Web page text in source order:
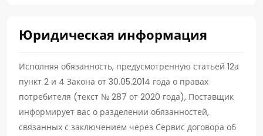
Юридическая информация
Исполняя обязанность, предусмотренную статьей 12а
пункт 2 и 4 Закона от 30.05.2014 года о правах
потребителя (текст № 287 от 2020 года), Поставщик
информирует вас о разделении обязанностей,
связанных с заключением через Сервис договора об